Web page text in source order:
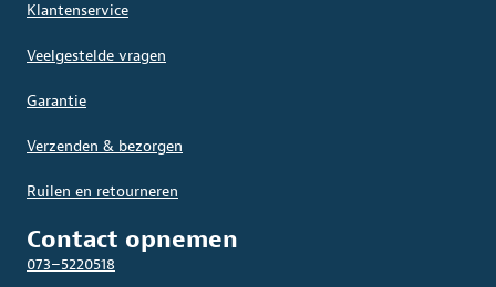
Klantenservice
Veelgestelde vragen
Garantie
Verzenden & bezorgen
Ruilen en retourneren
Contact opnemen
073–5220518